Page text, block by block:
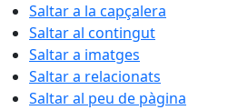
Saltar a la capçalera
Saltar al contingut
Saltar a imatges
Saltar a relacionats
Saltar al peu de pàgina